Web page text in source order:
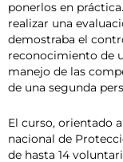
ponerlos en
realizar una
demostraba el
reconocimiento de
manejo de las
de una segunda
El curso, orientado
nacional de
de hasta 14